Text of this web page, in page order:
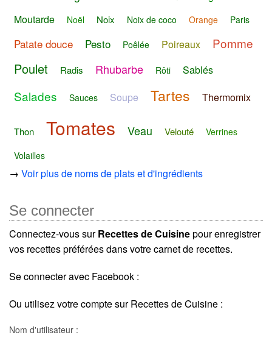
Moutarde
Noël Noix Noix de coco Orange Paris
Patate douce Pesto Poêlée Poireaux Pomme
Poulet Radis Rhubarbe Rôti Sablés
Salades Sauces Soupe Tartes Thermomix
Thon Tomates Veau Velouté
Verrines
Volailles
→ Voir plus de noms de plats et d'ingrédients
Se connecter
Connectez-vous surRecettes de Cuisinepour enregistrer
vos recettes préférées dans votre carnet de recettes.
Se connecter avec Facebook :
Ou utilisez votre compte sur Recettes de Cuisine :
Nom d'utilisateur :